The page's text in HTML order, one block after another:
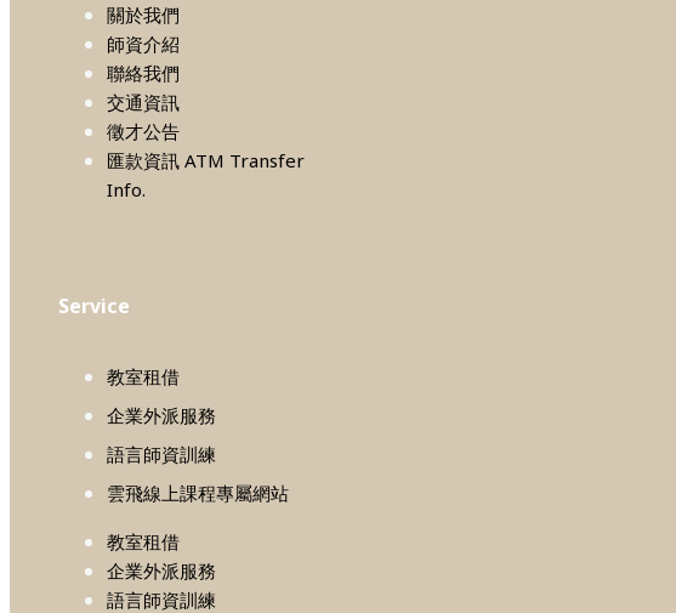
關於我們
師資介紹
聯絡我們
交通資訊
徵才公告
匯款資訊 ATM Transfer
Info.
Service
教室租借
企業外派服務
語言師資訓練
雲飛線上課程專屬網站
教室租借
企業外派服務
語言師資訓練